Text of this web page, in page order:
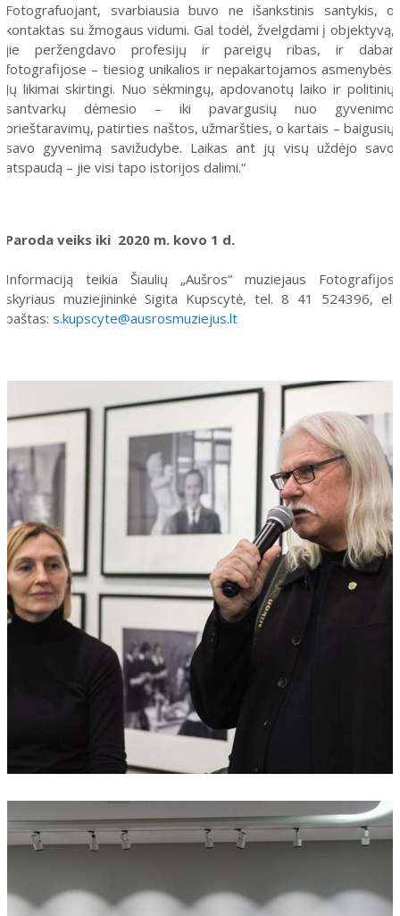
Fotografuojant, svarbiausia buvo ne išankstinis santykis, o
kontaktas su žmogaus vidumi. Gal todėl, žvelgdami į objektyvą,
jie peržengdavo profesijų ir pareigų ribas, ir dabar
fotografijose – tiesiog unikalios ir nepakartojamos asmenybės.
Jų likimai skirtingi. Nuo sėkmingų, apdovanotų laiko ir politinių
santvarkų dėmesio – iki pavargusių nuo gyvenimo
prieštaravimų, patirties naštos, užmaršties, o kartais – baigusių
savo gyvenimą savižudybe. Laikas ant jų visų uždėjo savo
atspaudą – jie visi tapo istorijos dalimi.“
Paroda veiks iki 2020 m. kovo 1 d.
Informaciją teikia Šiaulių „Aušros“ muziejaus Fotografijos
skyriaus muziejininkė Sigita Kupscytė, tel. 8 41 524396, el.
paštas: s.kupscyte@ausrosmuziejus.lt